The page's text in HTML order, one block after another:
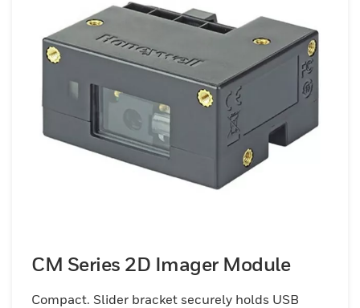
CM Series 2D Imager Module
Compact. Slider bracket securely holds USB